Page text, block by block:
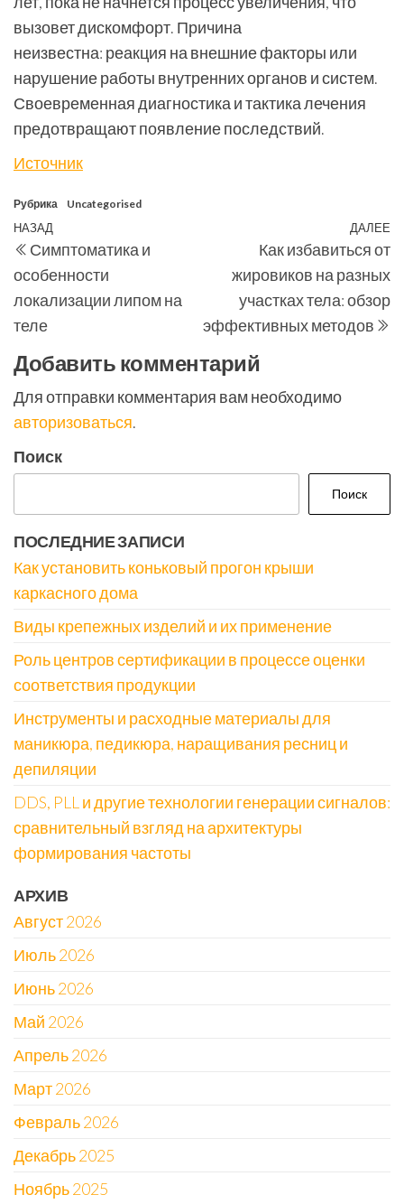
вызовет дискомфорт. Причина
неизвестна: реакция на внешние факторы или
нарушение работы внутренних органов и систем.
Своевременная диагностика и тактика лечения
предотвращают появление последствий.
Источник
Рубрика Uncategorised
Навигация
по
записям
Предыдущая
запись
НАЗАД
Симптоматика и
особенности
локализации липом на
теле
ДАЛЕЕ
Как избавиться от
жировиков на разных
участках тела: обзор
эффективных методов
Добавить комментарий
Для отправки комментария вам необходимо
авторизоваться.
Поиск
Поиск
ПОСЛЕДНИЕ ЗАПИСИ
Как установить коньковый прогон крыши
каркасного дома
Виды крепежных изделий и их применение
Роль центров сертификации в процессе оценки
соответствия продукции
Инструменты и расходные материалы для
маникюра, педикюра, наращивания ресниц и
депиляции
DDS, PLL и другие технологии генерации сигналов:
сравнительный взгляд на архитектуры
формирования частоты
АРХИВ
Август 2026
Июль 2026
Июнь 2026
Май 2026
Апрель 2026
Март 2026
Февраль 2026
Декабрь 2025
Ноябрь 2025